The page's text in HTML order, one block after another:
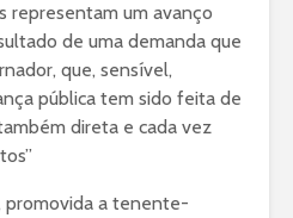
representam um avanço
de uma demanda que
que, sensível,
pública tem sido feita de
direta e cada vez
promovida a tenente-